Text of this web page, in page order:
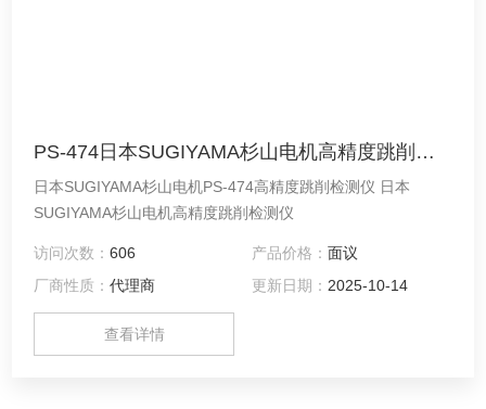
PS-474日本SUGIYAMA杉山电机高精度跳削检测仪
日本SUGIYAMA杉山电机PS-474高精度跳削检测仪 日本
SUGIYAMA杉山电机高精度跳削检测仪
访问次数：606 产品价格： 面议
厂商性质：代理商 更新日期： 2025-10-14
查看详情